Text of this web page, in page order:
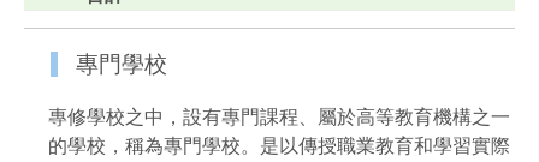
專門學校
專修學校之中，設有專門課程、屬於高等教育機構之一
的學校，稱為專門學校。是以傳授職業教育和學習實際